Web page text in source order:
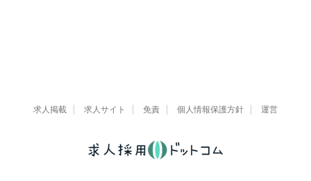
求人掲載 求人サイト 免責 個人情報保護方針 運営